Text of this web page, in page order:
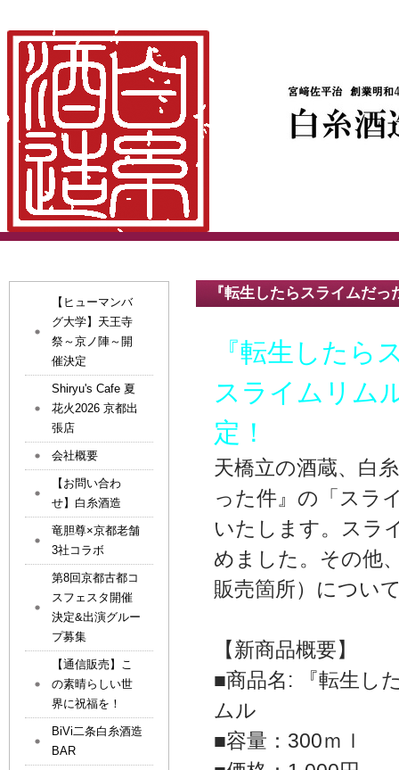
『転生したらスライムだ
『転生した
スライムリム
定！
天橋立の酒蔵、白
った件』の「スラ
いたします。スラ
めました。その他
販売箇所）につい
【新商品概要】
■商品名: 『転生し
ムル
■容量：300ｍｌ
【ヒューマンバ
グ大学】天王寺
祭～京ノ陣～開
催決定
Shiryu's Cafe 夏
花火2026 京都出
張店
会社概要
【お問い合わ
せ】白糸酒造
竜胆尊×京都老舗
3社コラボ
第8回京都古都コ
スフェスタ開催
決定&出演グルー
プ募集
【通信販売】こ
の素晴らしい世
界に祝福を！
BiVi二条白糸酒造
BAR